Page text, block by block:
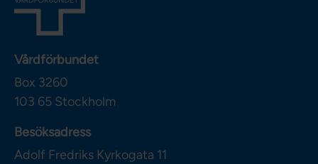
Vårdförbundet
Box 3260
103 65 Stockholm
Besöksadress
Adolf Fredriks Kyrkogata 11